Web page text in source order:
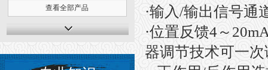
查看全部产品
·输入/输出信号通
·位置反馈4～
器调节技术可一次